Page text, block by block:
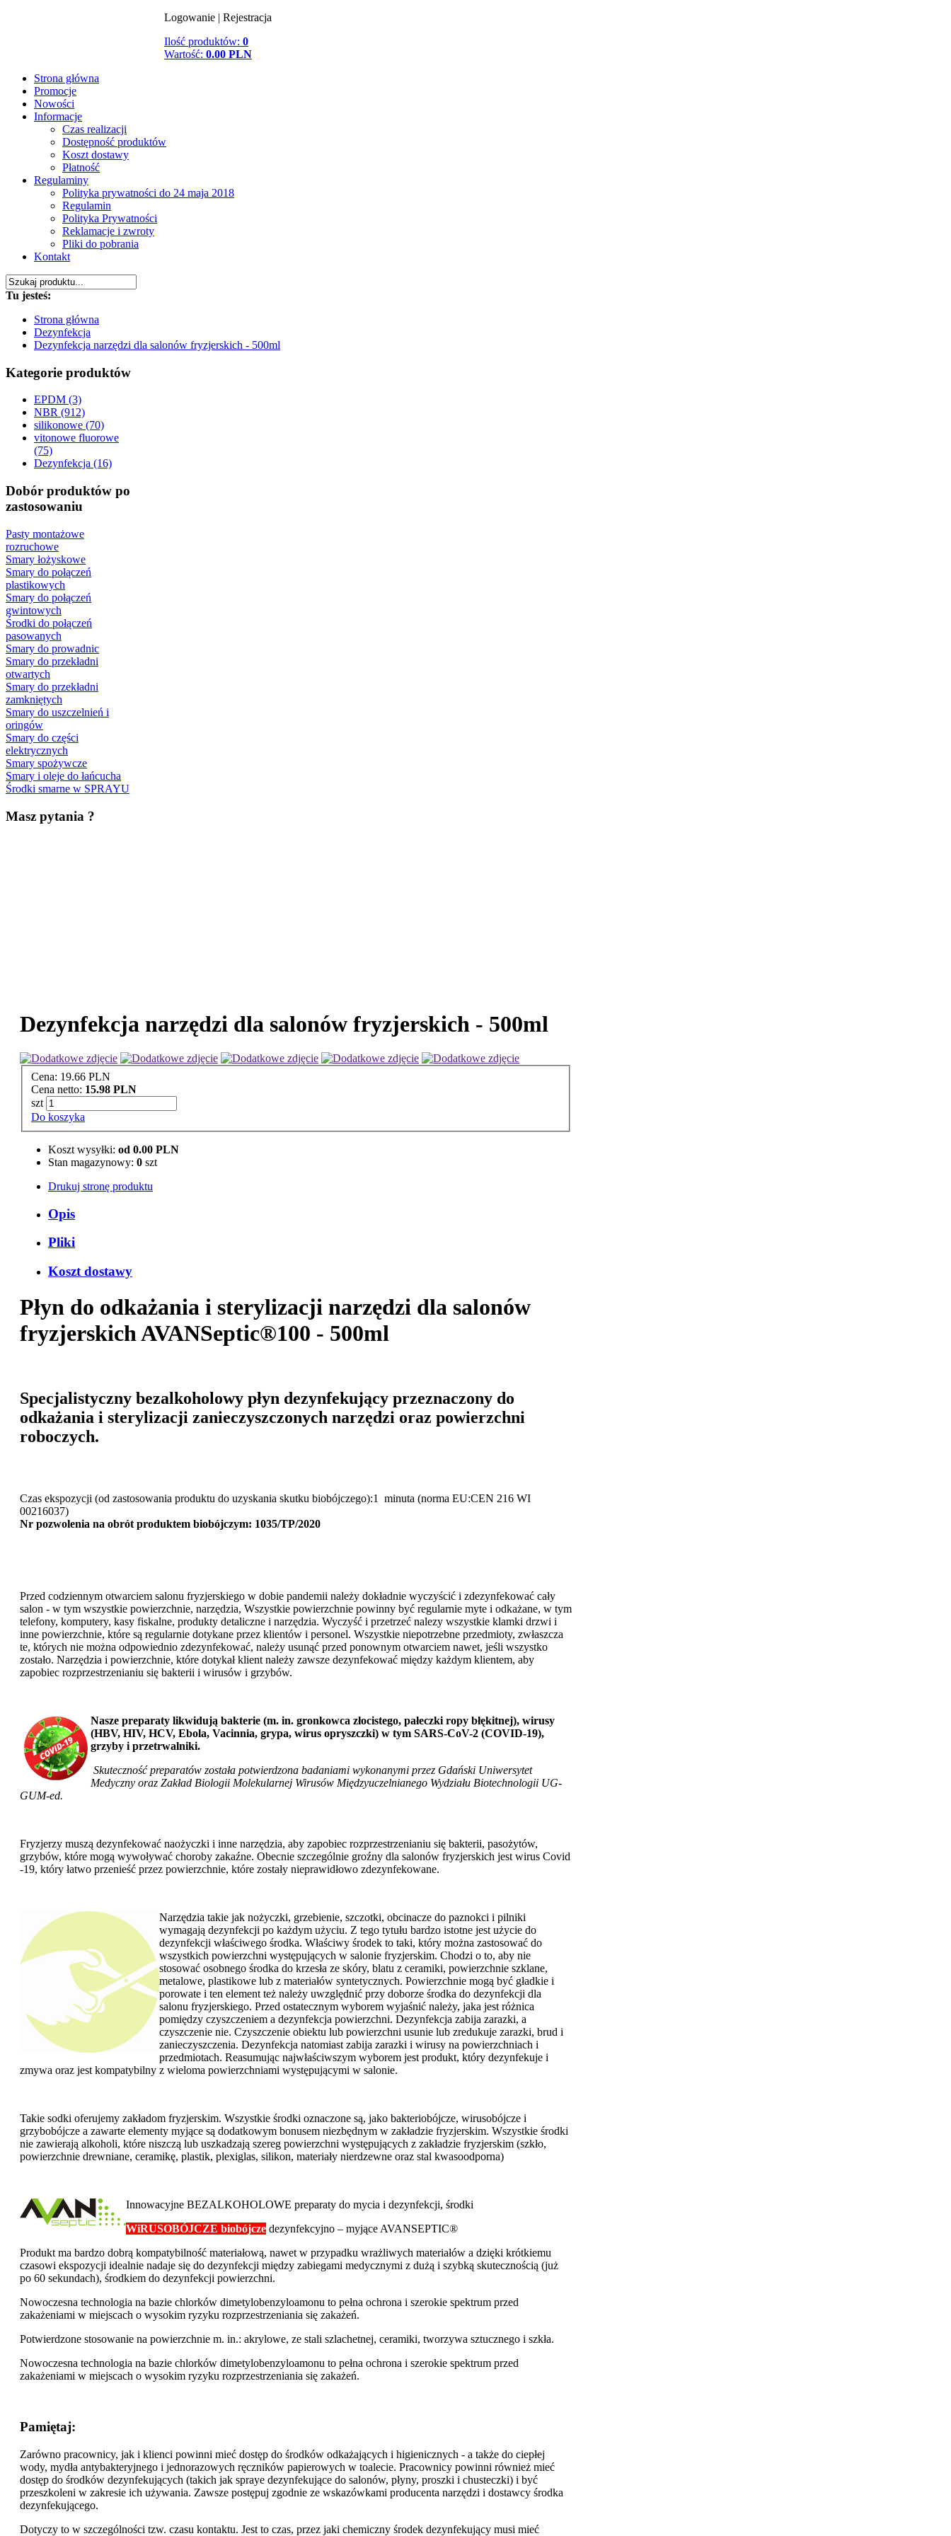
Logowanie | Rejestracja
Ilość produktów: 0
Wartość: 0.00 PLN
Strona główna
Promocje
Nowości
Informacje
Czas realizacji
Dostępność produktów
Koszt dostawy
Płatność
Regulaminy
Polityka prywatności do 24 maja 2018
Regulamin
Polityka Prywatności
Reklamacje i zwroty
Pliki do pobrania
Kontakt
Tu jesteś:
Strona główna
Dezynfekcja
Dezynfekcja narzędzi dla salonów fryzjerskich - 500ml
Kategorie produktów
EPDM (3)
NBR (912)
silikonowe (70)
vitonowe fluorowe
(75)
Dezynfekcja (16)
Dobór produktów po
zastosowaniu
Pasty montażowe
rozruchowe
Smary łożyskowe
Smary do połączeń
plastikowych
Smary do połączeń
gwintowych
Środki do połączeń
pasowanych
Smary do prowadnic
Smary do przekładni
otwartych
Smary do przekładni
zamkniętych
Smary do uszczelnień i
oringów
Smary do części
elektrycznych
Smary spożywcze
Smary i oleje do łańcucha
Środki smarne w SPRAYU
Masz pytania ?
Dezynfekcja narzędzi dla salonów fryzjerskich - 500ml
Cena: 19.66 PLN
Cena netto: 15.98 PLN
szt
Do koszyka
Koszt wysyłki: od 0.00 PLN
Stan magazynowy: 0 szt
Drukuj stronę produktu
Opis
Pliki
Koszt dostawy
Płyn do odkażania i sterylizacji narzędzi dla salonów
fryzjerskich AVANSeptic®100 - 500ml
Specjalistyczny bezalkoholowy płyn dezynfekujący przeznaczony do
odkażania i sterylizacji zanieczyszczonych narzędzi oraz powierzchni
roboczych.
Czas ekspozycji (od zastosowania produktu do uzyskania skutku biobójczego):1 minuta (norma EU:CEN 216 WI
00216037)
Nr pozwolenia na obrót produktem biobójczym: 1035/TP/2020
Przed codziennym otwarciem salonu fryzjerskiego w dobie pandemii należy dokładnie wyczyścić i zdezynfekować cały
salon - w tym wszystkie powierzchnie, narzędzia, Wszystkie powierzchnie powinny być regularnie myte i odkażane, w tym
telefony, komputery, kasy fiskalne, produkty detaliczne i narzędzia. Wyczyść i przetrzeć nalezy wszystkie klamki drzwi i
inne powierzchnie, które są regularnie dotykane przez klientów i personel. Wszystkie niepotrzebne przedmioty, zwłaszcza
te, których nie można odpowiednio zdezynfekować, należy usunąć przed ponownym otwarciem nawet, jeśli wszystko
zostało. Narzędzia i powierzchnie, które dotykał klient należy zawsze dezynfekować między każdym klientem, aby
zapobiec rozprzestrzenianiu się bakterii i wirusów i grzybów.
Nasze preparaty likwidują bakterie (m. in. gronkowca złocistego, pałeczki ropy błękitnej), wirusy
(HBV, HIV, HCV, Ebola, Vacinnia, grypa, wirus opryszczki) w tym SARS-CoV-2 (COVID-19),
grzyby i przetrwalniki.
Skuteczność preparatów została potwierdzona badaniami wykonanymi przez Gdański Uniwersytet
Medyczny oraz Zakład Biologii Molekularnej Wirusów Międzyuczelnianego Wydziału Biotechnologii UG-
GUM-ed.
Fryzjerzy muszą dezynfekować naożyczki i inne narzędzia, aby zapobiec rozprzestrzenianiu się bakterii, pasożytów,
grzybów, które mogą wywoływać choroby zakaźne. Obecnie szczególnie groźny dla salonów fryzjerskich jest wirus Covid
-19, który łatwo przenieść przez powierzchnie, które zostały nieprawidłowo zdezynfekowane.
Narzędzia takie jak nożyczki, grzebienie, szczotki, obcinacze do paznokci i pilniki
wymagają dezynfekcji po każdym użyciu. Z tego tytułu bardzo istotne jest użycie do
dezynfekcji właściwego środka. Właściwy środek to taki, który można zastosować do
wszystkich powierzchni występujących w salonie fryzjerskim. Chodzi o to, aby nie
stosować osobnego środka do krzesła ze skóry, blatu z ceramiki, powierzchnie szklane,
metalowe, plastikowe lub z materiałów syntetycznych. Powierzchnie mogą być gładkie i
porowate i ten element też należy uwzględnić przy doborze środka do dezynfekcji dla
salonu fryzjerskiego. Przed ostatecznym wyborem wyjaśnić należy, jaka jest różnica
pomiędzy czyszczeniem a dezynfekcja powierzchni. Dezynfekcja zabija zarazki, a
czyszczenie nie. Czyszczenie obiektu lub powierzchni usunie lub zredukuje zarazki, brud i
zanieczyszczenia. Dezynfekcja natomiast zabija zarazki i wirusy na powierzchniach i
przedmiotach. Reasumując najwłaściwszym wyborem jest produkt, który dezynfekuje i
zmywa oraz jest kompatybilny z wieloma powierzchniami występującymi w salonie.
Takie sodki oferujemy zakładom fryzjerskim. Wszystkie środki oznaczone są, jako bakteriobójcze, wirusobójcze i
grzybobójcze a zawarte elementy myjące są dodatkowym bonusem niezbędnym w zakładzie fryzjerskim. Wszystkie środki
nie zawierają alkoholi, które niszczą lub uszkadzają szereg powierzchni występujących z zakładzie fryzjerskim (szkło,
powierzchnie drewniane, ceramikę, plastik, plexiglas, silikon, materiały nierdzewne oraz stal kwasoodporna)
Innowacyjne BEZALKOHOLOWE preparaty do mycia i dezynfekcji, środki
WiRUSOBÓJCZE biobójcze dezynfekcyjno – myjące AVANSEPTIC®
Produkt ma bardzo dobrą kompatybilność materiałową, nawet w przypadku wrażliwych materiałów a dzięki krótkiemu
czasowi ekspozycji idealnie nadaje się do dezynfekcji między zabiegami medycznymi z dużą i szybką skutecznością (już
po 60 sekundach), środkiem do dezynfekcji powierzchni.
Nowoczesna technologia na bazie chlorków dimetylobenzyloamonu to pełna ochrona i szerokie spektrum przed
zakażeniami w miejscach o wysokim ryzyku rozprzestrzeniania się zakażeń.
Potwierdzone stosowanie na powierzchnie m. in.: akrylowe, ze stali szlachetnej, ceramiki, tworzywa sztucznego i szkła.
Nowoczesna technologia na bazie chlorków dimetylobenzyloamonu to pełna ochrona i szerokie spektrum przed
zakażeniami w miejscach o wysokim ryzyku rozprzestrzeniania się zakażeń.
Pamiętaj:
Zarówno pracownicy, jak i klienci powinni mieć dostęp do środków odkażających i higienicznych - a także do ciepłej
wody, mydła antybakteryjnego i jednorazowych ręczników papierowych w toalecie. Pracownicy powinni również mieć
dostęp do środków dezynfekujących (takich jak spraye dezynfekujące do salonów, płyny, proszki i chusteczki) i być
przeszkoleni w zakresie ich używania. Zawsze postępuj zgodnie ze wskazówkami producenta narzędzi i dostawcy środka
dezynfekującego.
Dotyczy to w szczególności tzw. czasu kontaktu. Jest to czas, przez jaki chemiczny środek dezynfekujący musi mieć